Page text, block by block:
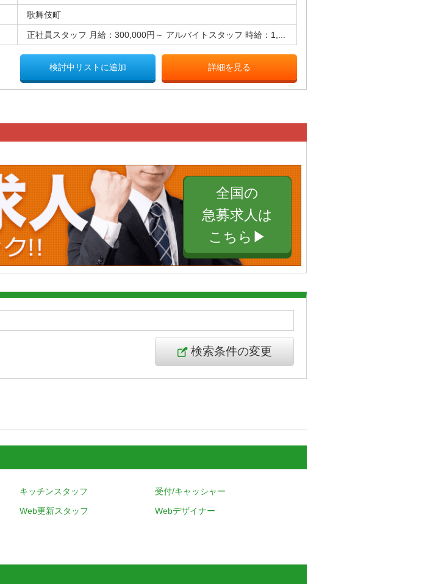
歌舞伎町
正社員スタッフ 月給：300,000円～ アルバイトスタッフ 時給：1,...
検討中リストに追加 詳細を見る
全国の
急募求人は
こちら▶︎
検索条件の変更
キッチンスタッフ
受付/キャッシャー
Web更新スタッフ
Webデザイナー